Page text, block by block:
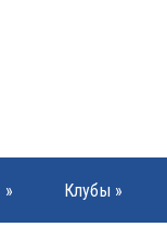
» Клубы »